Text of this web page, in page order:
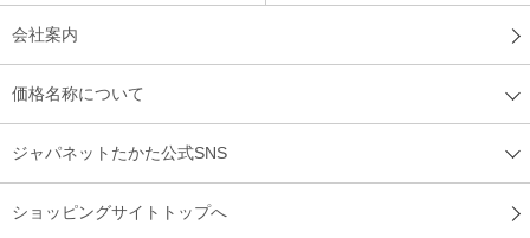
デザインのおしゃれさとコンパクトな形に惹かれました。焼き
加減もちょうどよく、とても美味しく焼けます。
会社案内
価格名称について
ジャパネットたかた公式SNS
ショッピングサイトトップへ